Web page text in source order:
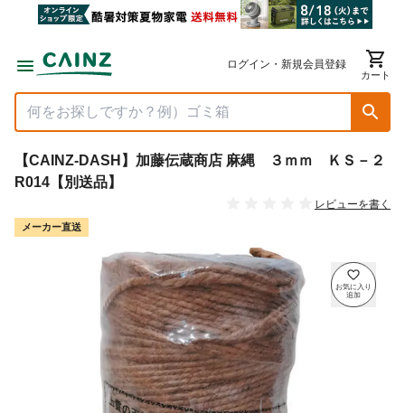
ログイン・新規会員登録
カート
【CAINZ-DASH】加藤伝蔵商店 麻縄 ３ｍｍ ＫＳ－２
R014【別送品】
レビューを書く
メーカー直送